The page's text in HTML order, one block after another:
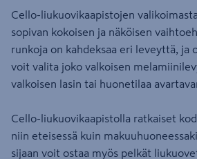
Cello-liukuovikaapistojen
sopivan kokoisen ja näköisen
runkoja on kahdeksaa eri leveyttä, ja
voit valita joko valkoisen
valkoisen lasin tai huonetilaa
Cello-liukuovikaapistolla ratkaiset
niin eteisessä kuin
sijaan voit ostaa myös pelkät